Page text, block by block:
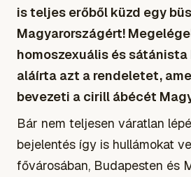
is teljes erőből küzd egy
Magyarországért!
homoszexuális és
aláírta azt a rendeletet,
bevezeti a cirill ábécét
Bár nem teljesen váratlan
bejelentés így is hullámokat
fővárosában, Budapesten és